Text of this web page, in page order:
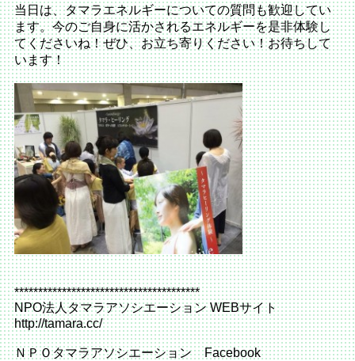
当日は、タマラエネルギーについての質問も歓迎してい
ます。今のご自身に活かされるエネルギーを是非体験し
てくださいね！ぜひ、お立ち寄りください！お待ちして
います！
***************************************
NPO法人タマラアソシエーション WEBサイト
http://tamara.cc/
ＮＰＯタマラアソシエーション Facebook